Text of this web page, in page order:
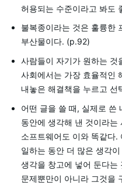
허용되는 수준이라고 봐도
불복종이라는 것은 훌륭한
부산물이다. (p.92)
사람들이 자기가 원하는 것
사회에서는 가장 효율적인
내놓은 해결책을 누르고
어떤 글을 쓸 때, 실제로 쓴
동안에 생각해 낸 것이라는
소프트웨어도 이와 똑같다.
일하는 동안 더 많은 생각
생각을 창고에 넣어 둔다는
문제뿐만이 아니라 그것을